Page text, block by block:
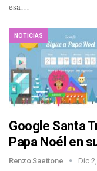
esa…
NOTICIAS
Google Santa
Papa Noél en
Renzo Saettone Dic